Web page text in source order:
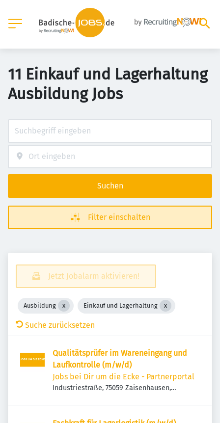
11 Einkauf und Lagerhaltung
Ausbildung Jobs
Suchen
Filter einschalten
Jetzt Jobalarm aktivieren!
Ausbildung Einkauf und Lagerhaltung
Suche zurücksetzen
Qualitätsprüfer im Wareneingang und
Laufkontrolle (m/w/d)
Jobs bei Dir um die Ecke - Partnerportal
Industriestraße, 75059 Zaisenhausen,